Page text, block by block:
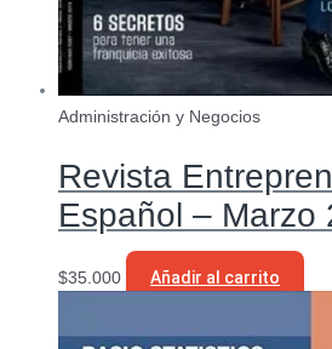
Administración y Negocios
Revista
Español – Marzo
$35.000 Añadir al carrito